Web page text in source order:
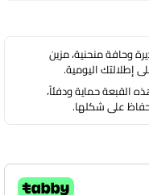
وحافة منحنية، مزين
إطلالتك اليومية.
القبعة حماية ودفئاً،
على شكلها.